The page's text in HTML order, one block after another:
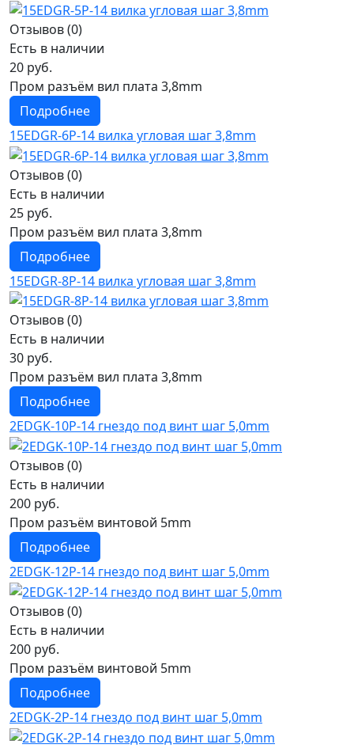
Отзывов (0)
Есть в наличии
20 руб.
Пром разъём вил плата 3,8mm
Подробнее
15EDGR-6P-14 вилка угловая шаг 3,8mm
Отзывов (0)
Есть в наличии
25 руб.
Пром разъём вил плата 3,8mm
Подробнее
15EDGR-8P-14 вилка угловая шаг 3,8mm
Отзывов (0)
Есть в наличии
30 руб.
Пром разъём вил плата 3,8mm
Подробнее
2EDGK-10P-14 гнездо под винт шаг 5,0mm
Отзывов (0)
Есть в наличии
200 руб.
Пром разъём винтовой 5mm
Подробнее
2EDGK-12P-14 гнездо под винт шаг 5,0mm
Отзывов (0)
Есть в наличии
200 руб.
Пром разъём винтовой 5mm
Подробнее
2EDGK-2P-14 гнездо под винт шаг 5,0mm